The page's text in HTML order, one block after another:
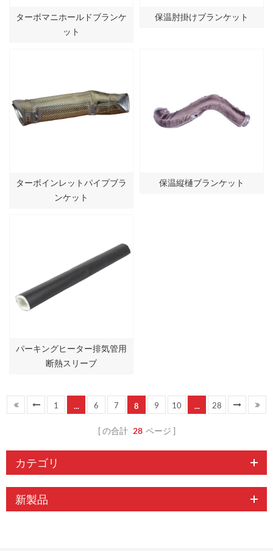
ターボマニホールドブランケ
ット
保温肘掛けブランケット
ターボインレットパイプブラ
ンケット
保温縦樋ブランケット
パーキングヒーター排気管用
断熱スリーブ
1 ... 6 7 8 9 10 ... 28
の合計 28 ページ
カテゴリ
新製品